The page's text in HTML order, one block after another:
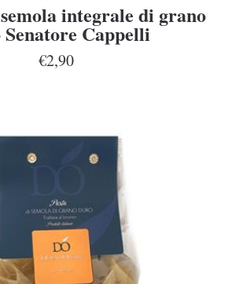
integrale di grano
Cappelli
€2,90